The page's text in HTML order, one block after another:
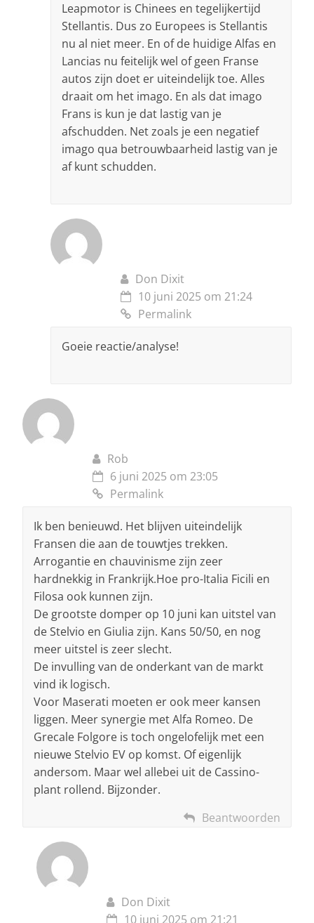
Leapmotor is Chinees en tegelijkertijd
Stellantis. Dus zo Europees is Stellantis
nu al niet meer. En of de huidige Alfas en
Lancias nu feitelijk wel of geen Franse
autos zijn doet er uiteindelijk toe. Alles
draait om het imago. En als dat imago
Frans is kun je dat lastig van je
afschudden. Net zoals je een negatief
imago qua betrouwbaarheid lastig van je
af kunt schudden.
Don Dixit
10 juni 2025 om 21:24
Permalink
Goeie reactie/analyse!
Rob
6 juni 2025 om 23:05
Permalink
Ik ben benieuwd. Het blijven uiteindelijk
Fransen die aan de touwtjes trekken.
Arrogantie en chauvinisme zijn zeer
hardnekkig in Frankrijk.Hoe pro-Italia Ficili en
Filosa ook kunnen zijn.
De grootste domper op 10 juni kan uitstel van
de Stelvio en Giulia zijn. Kans 50/50, en nog
meer uitstel is zeer slecht.
De invulling van de onderkant van de markt
vind ik logisch.
Voor Maserati moeten er ook meer kansen
liggen. Meer synergie met Alfa Romeo. De
Grecale Folgore is toch ongelofelijk met een
nieuwe Stelvio EV op komst. Of eigenlijk
andersom. Maar wel allebei uit de Cassino-
plant rollend. Bijzonder.
Beantwoorden
Don Dixit
10 juni 2025 om 21:21